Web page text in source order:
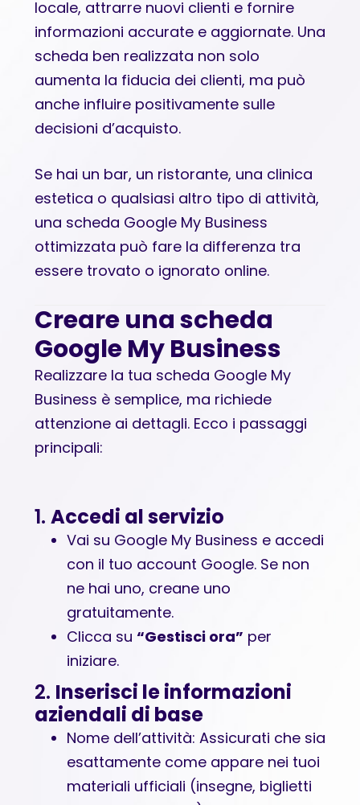
locale, attrarre nuovi clienti e fornire
informazioni accurate e aggiornate. Una
scheda ben realizzata non solo
aumenta la fiducia dei clienti, ma può
anche influire positivamente sulle
decisioni d’acquisto.
Se hai un bar, un ristorante, una clinica
estetica o qualsiasi altro tipo di attività,
una scheda Google My Business
ottimizzata può fare la differenza tra
essere trovato o ignorato online.
Creare una scheda
Google My Business
Realizzare la tua scheda Google My
Business è semplice, ma richiede
attenzione ai dettagli. Ecco i passaggi
principali:
1. Accedi al servizio
Vai su Google My Business e accedi
con il tuo account Google. Se non
ne hai uno, creane uno
gratuitamente.
Clicca su “Gestisci ora” per
iniziare.
2. Inserisci le informazioni
aziendali di base
Nome dell’attività: Assicurati che sia
esattamente come appare nei tuoi
materiali ufficiali (insegne, biglietti